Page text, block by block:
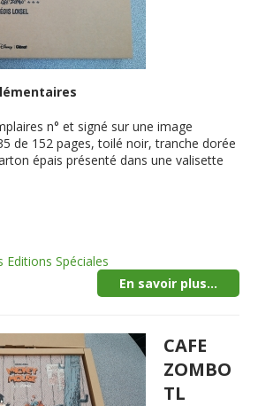
n° et signé sur une image
de 152 pages, toilé noir, tranche dorée
épais présenté dans une valisette
Editions Spéciales
En savoir plus...
CAFE
ZOMBO
TL